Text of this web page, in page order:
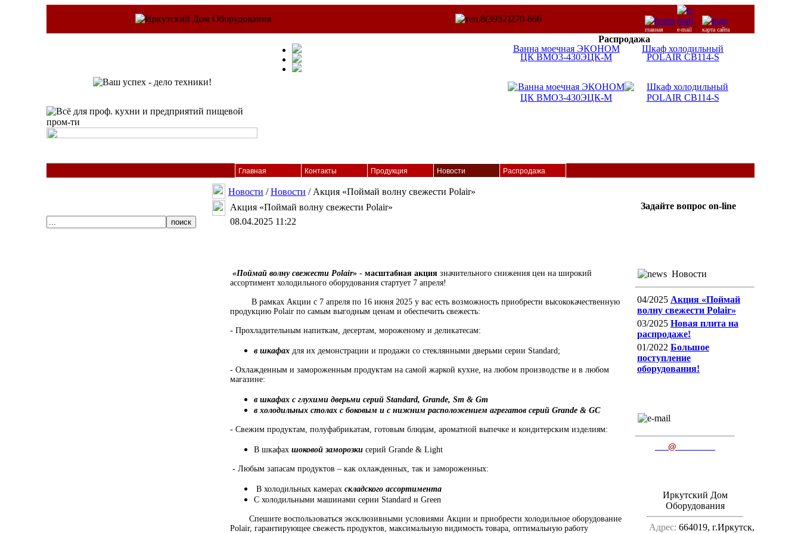
главная e-mail карта сайта
Распродажа
Ванна моечная ЭКОНОМ
ЦК ВМО3-430ЭЦК-М
Шкаф холодильный
POLAIR CB114-S
Главная Контакты Продукция Новости Распродажа
Новости /Новости / Акция «Поймай волну свежести Polair»
Акция «Поймай волну свежести Polair»
08.04.2025 11:22
«Поймай волну свежести Polair» - масштабная акция значительного снижения цен на широкий
ассортимент холодильного оборудования стартует 7 апреля!
В рамках Акции с 7 апреля по 16 июня 2025 у вас есть возможность приобрести высококачественную
продукцию Polair по самым выгодным ценам и обеспечить свежесть:
- Прохладительным напиткам, десертам, мороженому и деликатесам:
в шкафах для их демонстрации и продажи со стеклянными дверьми серии Standard;
- Охлажденным и замороженным продуктам на самой жаркой кухне, на любом производстве и в любом
магазине:
в шкафах с глухими дверьми серий Standard, Grande, Sm & Gm
в холодильных столах с боковым и с нижним расположением агрегатов серий Grande & GC
- Свежим продуктам, полуфабрикатам, готовым блюдам, ароматной выпечке и кондитерским изделиям:
В шкафах шоковой заморозки серий Grande & Light
- Любым запасам продуктов – как охлажденных, так и замороженных:
В холодильных камерах складского ассортимента
С холодильными машинами серии Standard и Green
Спешите воспользоваться эксклюзивными условиями Акции и приобрести холодильное оборудование
Polair, гарантирующее свежесть продуктов, максимальную видимость товара, оптимальную работу
Задайте вопрос on-line
Новости
04/2025 Акция «Поймай
волну свежести Polair»
03/2025 Новая плита на
распродаже!
01/2022 Большое
поступление
оборудования!
@
Иркутский Дом
Оборудования
Адрес: 664019, г.Иркутск,